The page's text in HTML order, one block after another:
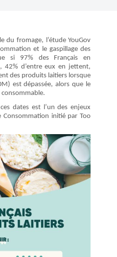
du fromage, l’étude YouGov
et le gaspillage des
si 97% des Français en
42% d’entre eux en jettent,
des produits laitiers lorsque
est dépassée, alors que le
dates est l’un des enjeux
Consommation initié par Too